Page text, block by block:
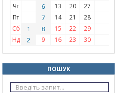
Чт
6 13 20
27
Пт
7 14 21
28
Сб
1 8 15 22
29
Нд
2 9 16 23 30
ПОШУК